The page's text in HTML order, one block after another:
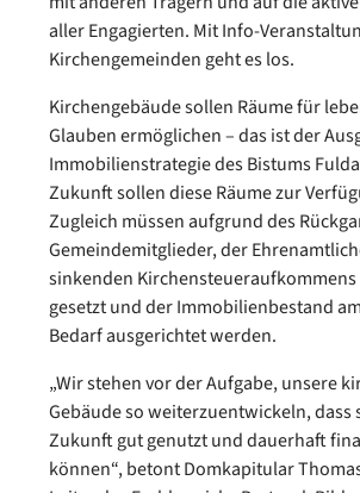
aller Engagierten. Mit Info-
Kirchengemeinden geht es los.
Kirchengebäude sollen Räume für
Glauben ermöglichen – das ist der
Immobilienstrategie des Bistums
Zukunft sollen diese Räume zur
Zugleich müssen aufgrund des
Gemeindemitglieder, der
sinkenden
gesetzt und der Immobilienbestand
Bedarf ausgerichtet werden.
„Wir stehen vor der Aufgabe, unsere
Gebäude so weiterzuentwickeln, dass
Zukunft gut genutzt und dauerhaft
können“, betont Domkapitular